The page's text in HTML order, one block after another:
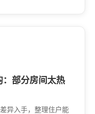
部分房间太热
异入手，整理住户能